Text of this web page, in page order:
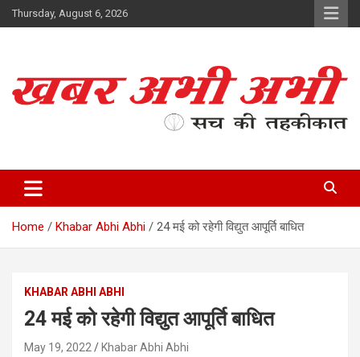
Skip
to
Thursday, August 6, 2026
Home Khabar Abhi Abhi 24 मई को रहेगी विद्युत आपूर्ति बाधित
KHABAR ABHI ABHI
24 मई को रहेगी विद्युत आपूर्ति बाधित
May 19, 2022 Khabar Abhi Abhi